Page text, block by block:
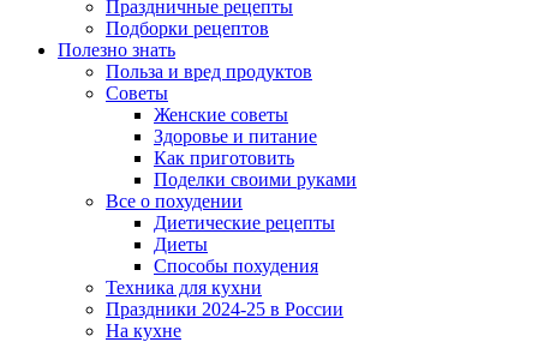
Праздничные рецепты
Подборки рецептов
Полезно знать
Польза и вред продуктов
Советы
Женские советы
Здоровье и питание
Как приготовить
Поделки своими руками
Все о похудении
Диетические рецепты
Диеты
Способы похудения
Техника для кухни
Праздники 2024-25 в России
На кухне